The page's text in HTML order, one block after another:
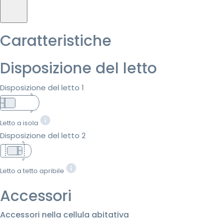
Caratteristiche
Disposizione del letto
Disposizione del letto 1
Letto a isola
Disposizione del letto 2
Letto a tetto apribile
Accessori
Accessori nella cellula abitativa